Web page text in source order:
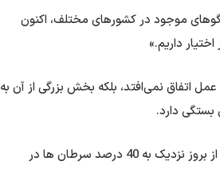
موجود در کشورهای مختلف، اکنون
داریم.»
اتفاق نمی‌افتد، بلکه بخش بزرگی از آن به
دارد.
محققان در پایان گزارش خود تاکید کرده اند که با حذف عوامل خطر مذکور می توان از بروز نزدیک به 40 درصد سرطان ها در